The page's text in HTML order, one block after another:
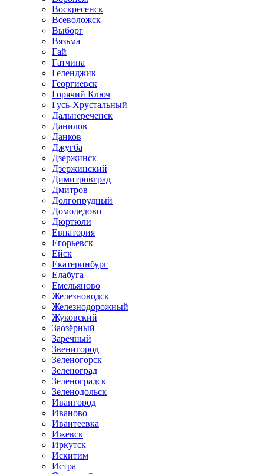
Воскресенск
Всеволожск
Выборг
Вязьма
Гай
Гатчина
Геленджик
Георгиевск
Горячий Ключ
Гусь-Хрустальный
Дальнереченск
Данилов
Данков
Джугба
Дзержинск
Дзержинский
Димитровград
Дмитров
Долгопрудный
Домодедово
Дюртюли
Евпатория
Егорьевск
Ейск
Екатеринбург
Елабуга
Емельяново
Железноводск
Железнодорожный
Жуковский
Заозёрный
Заречный
Звенигород
Зеленогорск
Зеленоград
Зеленоградск
Зеленодольск
Ивангород
Иваново
Ивантеевка
Ижевск
Иркутск
Искитим
Истра